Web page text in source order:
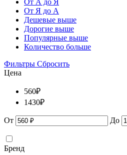
От Я до А
Дешевые выше
Дорогие выше
Популярные выше
Количество больше
Фильтры Сбросить
Цена
560₽
1430₽
От До
Бренд